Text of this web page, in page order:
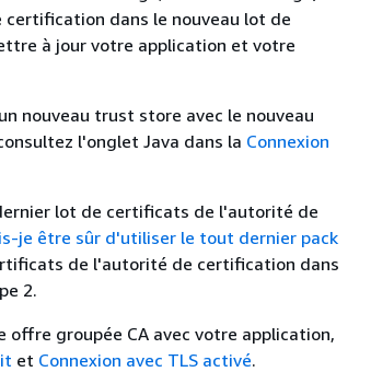
dans le nouveau lot de
à jour votre application et votre
nouveau trust store avec le nouveau
l'onglet Java dans la Connexion
lot de certificats de l'autorité de
je être sûr d'utiliser le tout dernier pack
de l'autorité de certification dans
2.
groupée CA avec votre application,
et Connexion avec TLS activé.